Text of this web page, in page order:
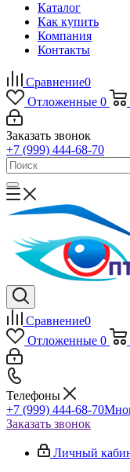
Каталог
Как купить
Компания
Контакты
Сравнение0
Отложенные 0
Заказать звонок
+7 (999) 444-68-70
Сравнение0
Отложенные 0
Телефоны
+7 (999) 444-68-70
Заказать звонок
Личный